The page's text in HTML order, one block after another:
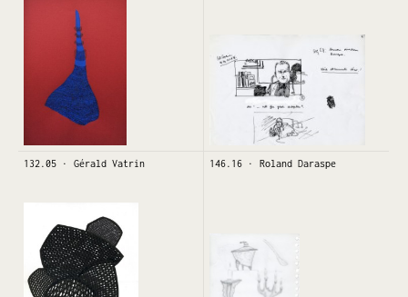
132.05 Gérald Vatrin 146.16 Roland Daraspe